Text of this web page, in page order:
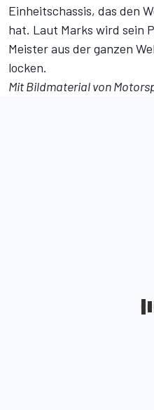
Einheitschassis, das den
hat. Laut Marks wird sein
Meister aus der ganzen
locken.
Mit Bildmaterial von